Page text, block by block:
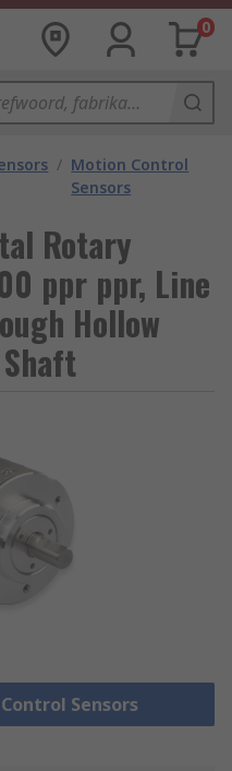
0
/ Motion Control
Sensors
Rotary
ppr ppr, Line
Hollow
Sensors